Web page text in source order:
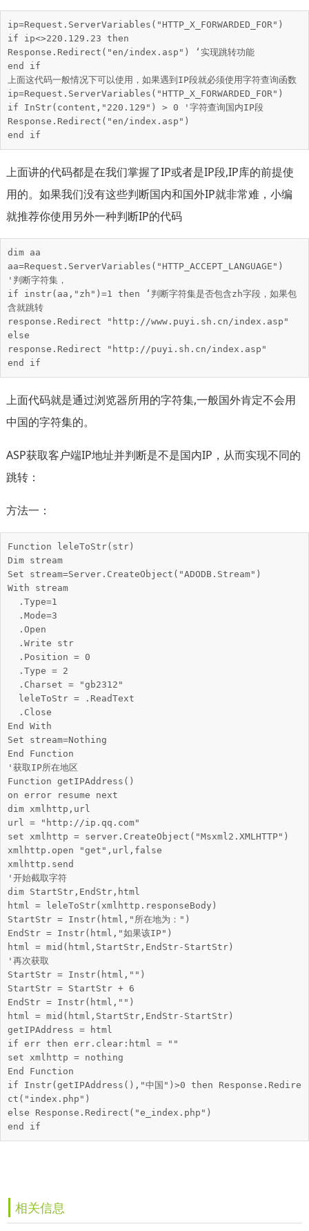
ip=Request.ServerVariables("HTTP_X_FORWARDED_FOR")
if ip<>220.129.23 then
Response.Redirect("en/index.asp") ‘实现跳转功能
end if
上面这代码一般情况下可以使用，如果遇到IP段就必须使用字符查询函数
ip=Request.ServerVariables("HTTP_X_FORWARDED_FOR")
if InStr(content,"220.129") > 0 '字符查询国内IP段
Response.Redirect("en/index.asp")
end if
上面讲的代码都是在我们掌握了IP或者是IP段,IP库的前提使
用的。如果我们没有这些判断国内和国外IP就非常难，小编
就推荐你使用另外一种判断IP的代码
dim aa
aa=Request.ServerVariables("HTTP_ACCEPT_LANGUAGE")
'判断字符集，
if instr(aa,"zh")=1 then ‘判断字符集是否包含zh字段，如果包
含就跳转
response.Redirect "http://www.puyi.sh.cn/index.asp"
else
response.Redirect "http://puyi.sh.cn/index.asp"
end if
上面代码就是通过浏览器所用的字符集,一般国外肯定不会用
中国的字符集的。
ASP获取客户端IP地址并判断是不是国内IP，从而实现不同的
跳转：
方法一：
Function leleToStr(str)
Dim stream
Set stream=Server.CreateObject("ADODB.Stream")
With stream
End With
Set stream=Nothing
End Function
'获取IP所在地区
Function getIPAddress()
on error resume next
dim xmlhttp,url
url = "http://ip.qq.com"
set xmlhttp = server.CreateObject("Msxml2.XMLHTTP")
xmlhttp.open "get",url,false
xmlhttp.send
'开始截取字符
dim StartStr,EndStr,html
html = leleToStr(xmlhttp.responseBody)
StartStr = Instr(html,"所在地为：")
EndStr = Instr(html,"如果该IP")
html = mid(html,StartStr,EndStr-StartStr)
'再次获取
StartStr = Instr(html,"")
StartStr = StartStr + 6
EndStr = Instr(html,"")
html = mid(html,StartStr,EndStr-StartStr)
getIPAddress = html
if err then err.clear:html = ""
set xmlhttp = nothing
End Function
if Instr(getIPAddress(),"中国")>0 then Response.Redire
ct("index.php")
else Response.Redirect("e_index.php")
end if
相关信息